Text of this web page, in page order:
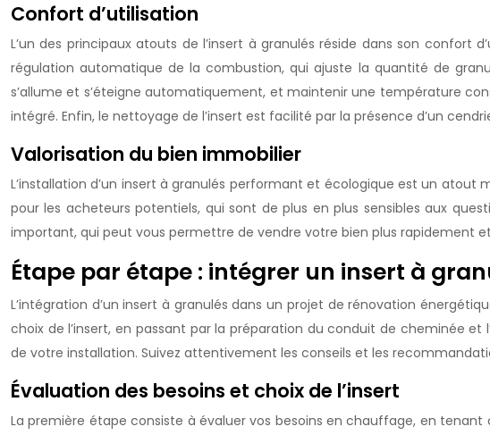
Confort d’utilisation
L’un des principaux atouts de l’insert à granulés réside dans son confort
régulation automatique de la combustion, qui ajuste la quantité de
s’allume et s’éteigne automatiquement, et maintenir une température
intégré. Enfin, le nettoyage de l’insert est facilité par la présence d’un
Valorisation du bien immobilier
L’installation d’un insert à granulés performant et écologique est un
pour les acheteurs potentiels, qui sont de plus en plus sensibles aux
important, qui peut vous permettre de vendre votre bien plus rapidement
Étape par étape : intégrer un insert à
L’intégration d’un insert à granulés dans un projet de rénovation
choix de l’insert, en passant par la préparation du conduit de cheminée
de votre installation. Suivez attentivement les conseils et les
Évaluation des besoins et choix de l’insert
La première étape consiste à évaluer vos besoins en chauffage, en